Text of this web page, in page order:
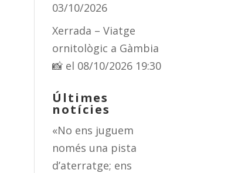
03/10/2026
Xerrada – Viatge
ornitològic a Gàmbia
📸 el 08/10/2026 19:30
Últimes
notícies
«No ens juguem
només una pista
d’aterratge; ens